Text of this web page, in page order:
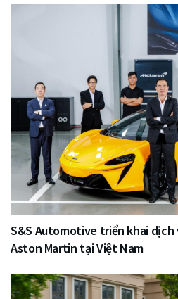
S&S Automotive triển khai dịch
Aston Martin tại Việt Nam